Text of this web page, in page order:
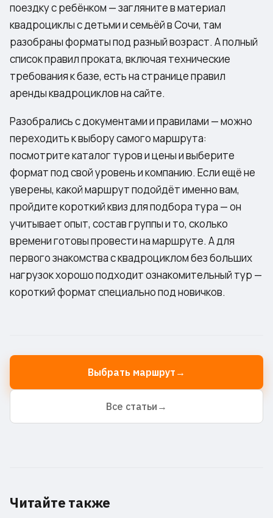
поездку с ребёнком — загляните в материал
квадроциклы с детьми и семьёй в Сочи, там
разобраны форматы под разный возраст. А полный
список правил проката, включая технические
требования к базе, есть на страницеправил
аренды квадроцикловна сайте.
Разобрались с документами и правилами — можно
переходить к выбору самого маршрута:
посмотритекаталог туров и ценыи выберите
формат под свой уровень и компанию. Если ещё не
уверены, какой маршрут подойдёт именно вам,
пройдите короткийквиз для подбора тура — он
учитывает опыт, состав группы и то, сколько
времени готовы провести на маршруте. А для
первого знакомства с квадроциклом без больших
нагрузок хорошо подходитознакомительный тур —
короткий формат специально под новичков.
Выбрать маршрут →
Все статьи →
Читайте также